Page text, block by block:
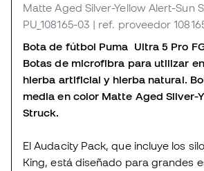
Matte Aged Silver-Yellow Alert-Sun
PU_108165-03 | ref. proveedor
Bota de fútbol Puma Ultra 5 Pro
Botas de microfibra para utilizar
hierba artificial y hierba natural.
media en color Matte Aged Silver-
Struck.
El Audacity Pack, que incluye los
King, está diseñado para grandes